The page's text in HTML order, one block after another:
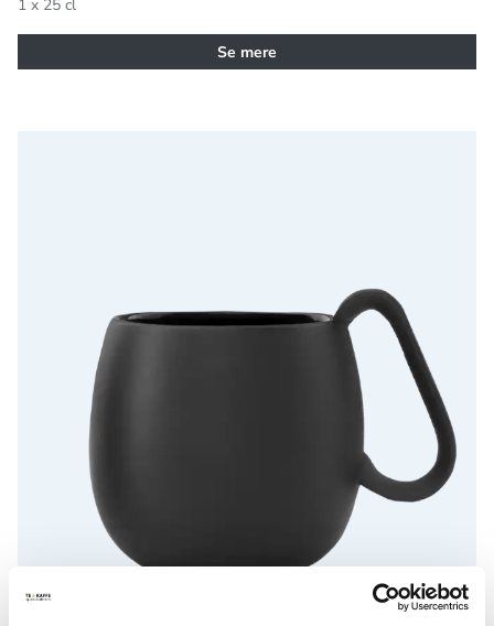
1 x 25 cl
Se mere